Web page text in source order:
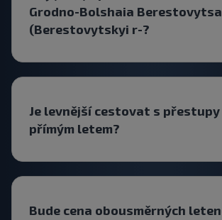
Grodno-Bolshaia Berestovytsa
(Berestovytskyi r-?
Je levnější cestovat s přestupy
přímým letem?
Bude cena obousměrných